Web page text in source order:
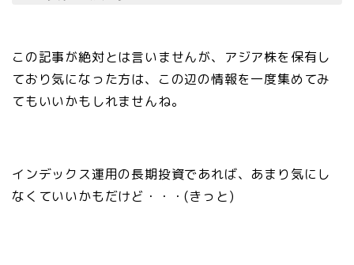
この記事が絶対とは言いませんが、アジア株を保有し
ており気になった方は、この辺の情報を一度集めてみ
てもいいかもしれませんね。
インデックス運用の長期投資であれば、あまり気にし
なくていいかもだけど・・・(きっと)